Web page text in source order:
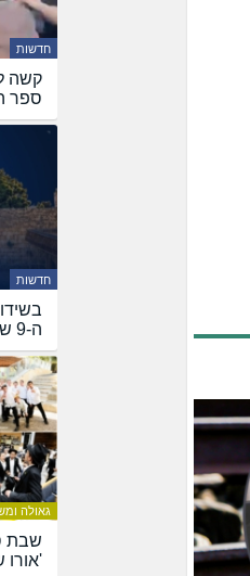
חדשות
קשה
ספר
חדשות
ה-9 של ילדי ישראל
גאולה
שבת